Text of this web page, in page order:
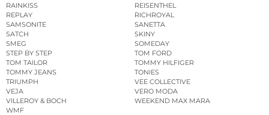
RAINKISS
REISENTHEL
REPLAY
RICHROYAL
SAMSONITE
SANETTA
SATCH
SKINY
SMEG
SOMEDAY
STEP BY STEP
TOM FORD
TOM TAILOR
TOMMY HILFIGER
TOMMY JEANS
TONIES
TRIUMPH
VEE COLLECTIVE
VEJA
VERO MODA
VILLEROY & BOCH
WEEKEND MAX MARA
WMF